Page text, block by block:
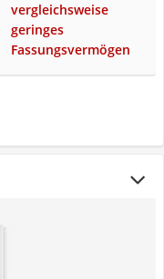
vergleichsweise
geringes
Fassungsvermögen